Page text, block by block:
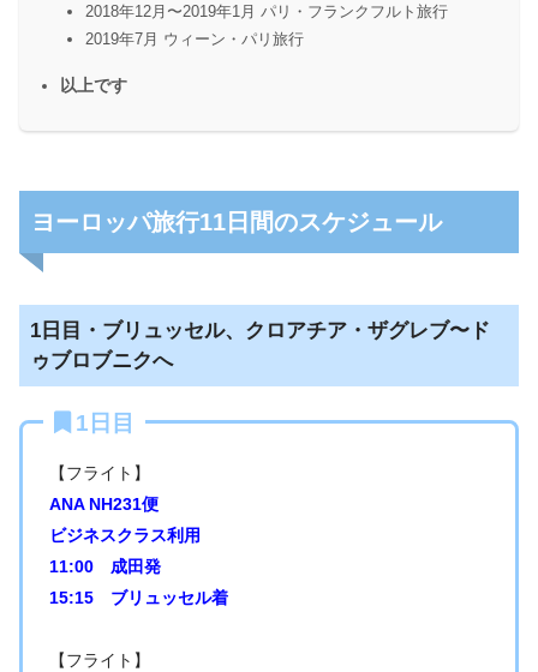
2018年12月〜2019年1月 パリ・フランクフルト旅行
2019年7月 ウィーン・パリ旅行
以上です
ヨーロッパ旅行11日間のスケジュール
1日目・ブリュッセル、クロアチア・ザグレブ〜ド
ゥブロブニクへ
1日目
【フライト】
ANA NH231便
ビジネスクラス利用
11:00 成田発
15:15 ブリュッセル着
【フライト】